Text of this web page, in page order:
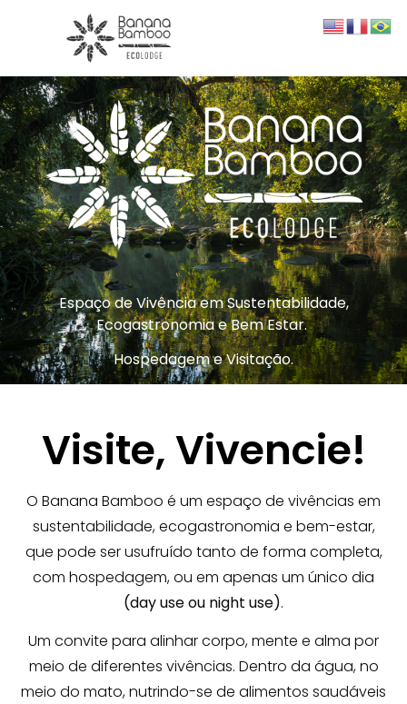
Espaço de Vivência em Sustentabilidade,
Ecogastronomia e Bem Estar.
Hospedagem e Visitação.
Visite, Vivencie!
O Banana Bamboo é um espaço de vivências em
sustentabilidade, ecogastronomia e bem-estar,
que pode ser usufruído tanto de forma completa,
com hospedagem, ou em apenas um único dia
(day use ou night use).
Um convite para alinhar corpo, mente e alma por
meio de diferentes vivências. Dentro da água, no
meio do mato, nutrindo-se de alimentos saudáveis